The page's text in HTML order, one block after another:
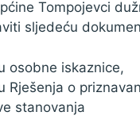
Tompojevci
sljedeću
osobne iskaznice,
Rješenja o
stanovanja